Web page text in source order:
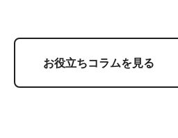
お役立ちコラムを見る